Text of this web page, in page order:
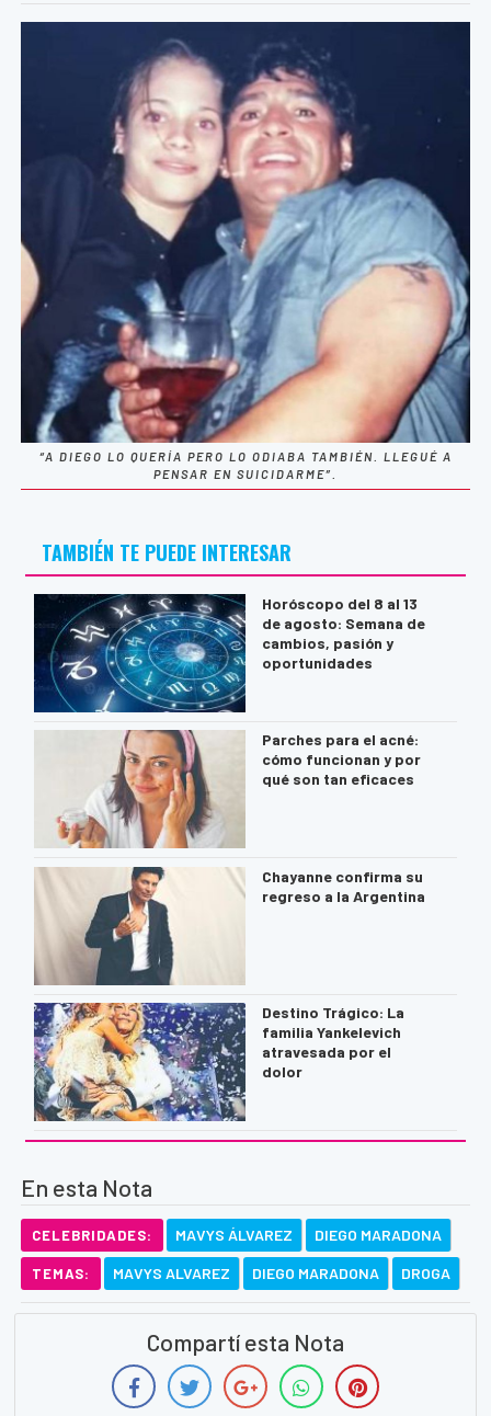
“A DIEGO LO QUERÍA PERO LO ODIABA TAMBIÉN. LLEGUÉ A
PENSAR EN SUICIDARME”.
TAMBIÉN TE PUEDE INTERESAR
Horóscopo del 8 al 13
de agosto: Semana de
cambios, pasión y
oportunidades
Parches para el acné:
cómo funcionan y por
qué son tan eficaces
Chayanne confirma su
regreso a la Argentina
Destino Trágico: La
familia Yankelevich
atravesada por el
dolor
En esta Nota
CELEBRIDADES: MAVYS ÁLVAREZ DIEGO MARADONA
TEMAS: MAVYS ALVAREZ DIEGO MARADONA DROGA
Compartí esta Nota